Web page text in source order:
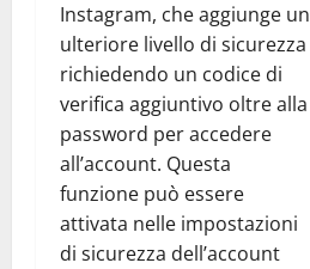
Instagram, che aggiunge un
ulteriore livello di sicurezza
richiedendo un codice di
verifica aggiuntivo oltre alla
password per accedere
all’account. Questa
funzione può essere
attivata nelle impostazioni
di sicurezza dell’account